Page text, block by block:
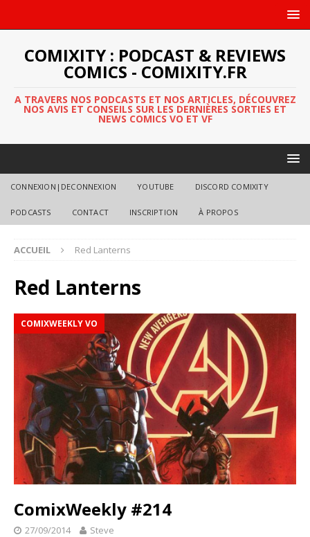
COMIXITY : PODCAST & REVIEWS
COMICS - COMIXITY.FR
A TRAVERS NOS PODCASTS ET NOS ARTICLES, DÉCOUVREZ
NOS AVIS ET CONSEILS SUR LES DERNIÈRES SORTIES ET
NEWS COMICS VO ET VF
CONNEXION|DECONNEXION YOUTUBE DISCORD COMIXITY
PODCASTS CONTACT INSCRIPTION À PROPOS
ACCUEIL Red Lanterns
Red Lanterns
COMIXWEEKLY VO
ComixWeekly #214
27/09/2014 Steve